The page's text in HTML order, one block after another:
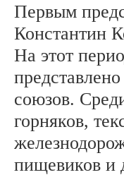
Первым
Константин
На этот
союзов.
горняков,
пищевиков и